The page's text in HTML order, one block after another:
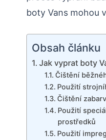
boty Vans mohou
Obsah článku
Jak vyprat boty
Čištění
Použití
Čištění
Použití
prostředků
Použití